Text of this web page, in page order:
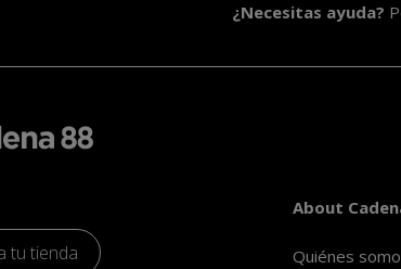
¿Necesitas ayuda?
tu tienda
About
Quiénes